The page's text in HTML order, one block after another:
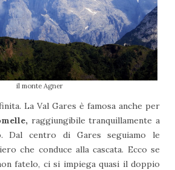
il monte Agner
La Val Gares è famosa anche per
raggiungibile tranquillamente a
Dal centro di Gares seguiamo le
che conduce alla cascata. Ecco se
fatelo, ci si impiega quasi il doppio